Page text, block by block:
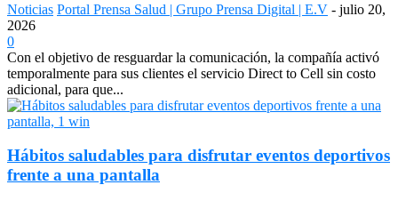
Noticias Portal Prensa Salud | Grupo Prensa Digital | E.V - julio 20,
2026
0
Con el objetivo de resguardar la comunicación, la compañía activó
temporalmente para sus clientes el servicio Direct to Cell sin costo
adicional, para que...
Hábitos saludables para disfrutar eventos deportivos
frente a una pantalla